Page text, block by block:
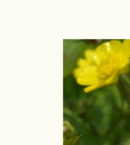
テ
ツ
へ
ス
キ